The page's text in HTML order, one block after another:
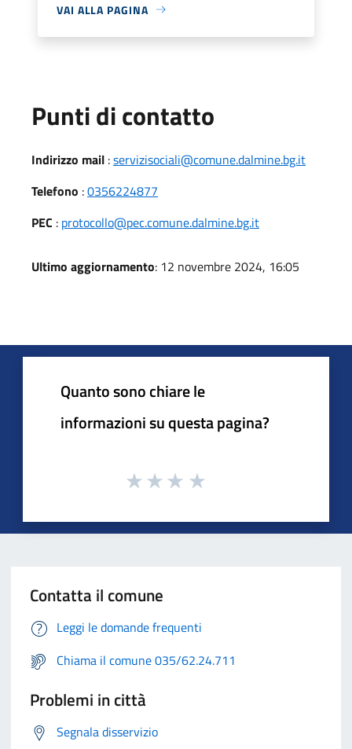
VAI ALLA PAGINA
Punti di contatto
Indirizzo mail :servizisociali@comune.dalmine.bg.it
Telefono :0356224877
PEC : protocollo@pec.comune.dalmine.bg.it
Ultimo aggiornamento: 12 novembre 2024, 16:05
Quanto sono chiare le
informazioni su questa pagina?
Contatta il comune
Leggi le domande frequenti
Chiama il comune 035/62.24.711
Problemi in città
Segnala disservizio